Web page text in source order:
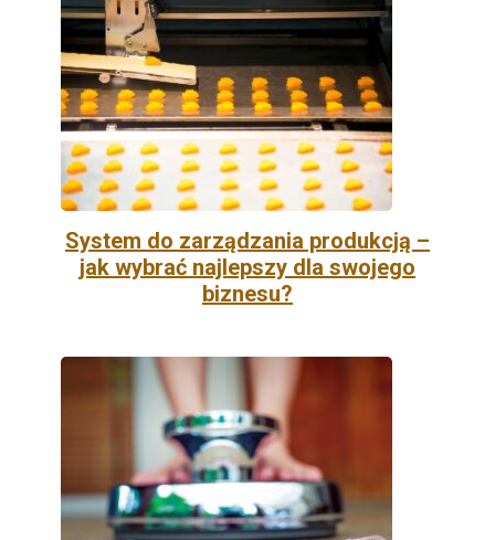
System do zarządzania produkcją –
jak wybrać najlepszy dla swojego
biznesu?